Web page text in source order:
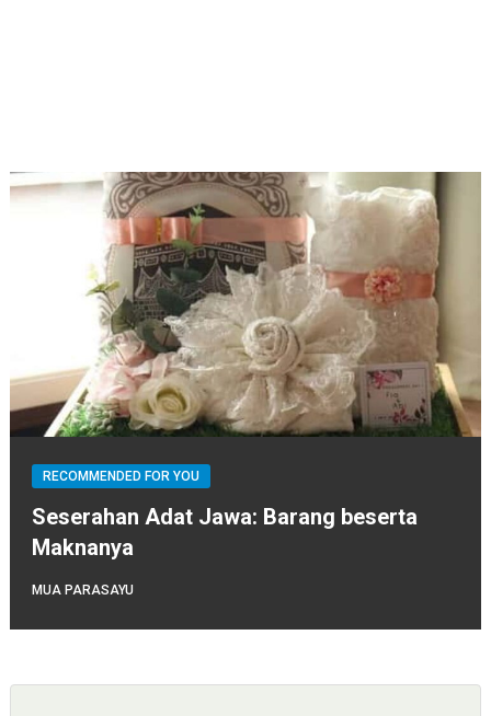
RECOMMENDED FOR YOU
Seserahan Adat Jawa: Barang beserta
Maknanya
MUA PARASAYU